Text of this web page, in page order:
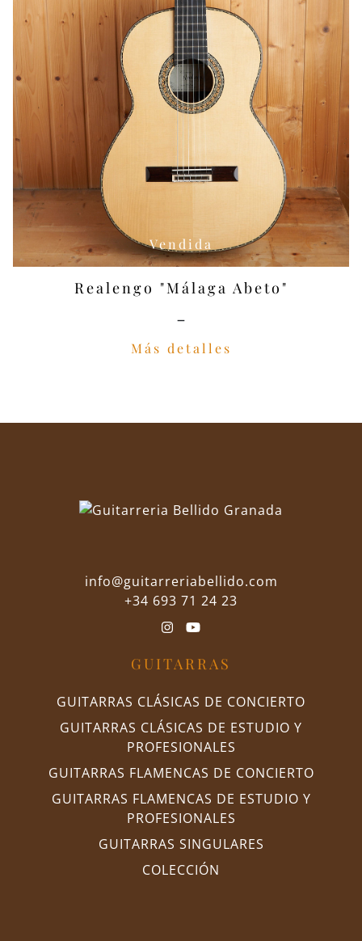
Vendida
Realengo "Málaga Abeto"
-
Más detalles
info@guitarreriabellido.com
+34 693 71 24 23
GUITARRAS
GUITARRAS CLÁSICAS DE CONCIERTO
GUITARRAS CLÁSICAS DE ESTUDIO Y
PROFESIONALES
GUITARRAS FLAMENCAS DE CONCIERTO
GUITARRAS FLAMENCAS DE ESTUDIO Y
PROFESIONALES
GUITARRAS SINGULARES
COLECCIÓN